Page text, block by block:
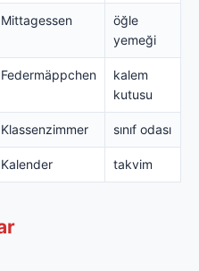
Mittagessen
öğle
yemeği
Federmäppchen
kalem
kutusu
Klassenzimmer sınıf odası
Kalender takvim